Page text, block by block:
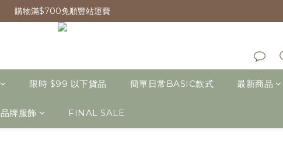
購物滿$700免順豐站運費
限時 $99 以下貨品 簡單日常BASIC款式 最新商品
品牌服飾 FINAL SALE